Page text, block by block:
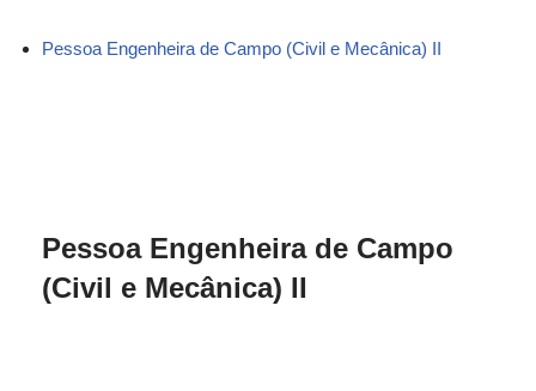
Pessoa Engenheira de Campo (Civil e Mecânica) II
Pessoa Engenheira de Campo
(Civil e Mecânica) II